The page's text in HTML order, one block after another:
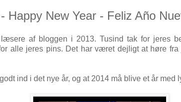
Happy New Year - Feliz Año
af bloggen i 2013. Tusind tak for jeres
alle jeres pins. Det har været dejligt at høre
ind i det nye år, og at 2014 må blive et år med